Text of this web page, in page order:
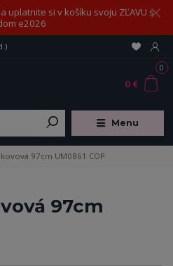
uplatnite si v košíku svoju ZĽAVU s
e2026
Menu
0
0 €
97cm UM0861 COP
97cm